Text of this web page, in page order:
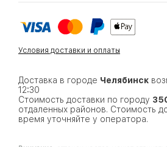
Условия доставки и оплаты
Доставка в городе Челябинск
12:30
Стоимость доставки по городу
отдаленных районов. Стоимость
время уточняйте у оператора.